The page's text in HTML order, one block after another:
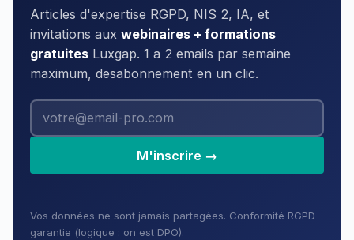
Articles d'expertise RGPD, NIS 2, IA, et
invitations aux webinaires + formations
gratuites Luxgap. 1 a 2 emails par semaine
maximum, desabonnement en un clic.
M'inscrire →
Vos données ne sont jamais partagées. Conformité RGPD
garantie (logique : on est DPO).